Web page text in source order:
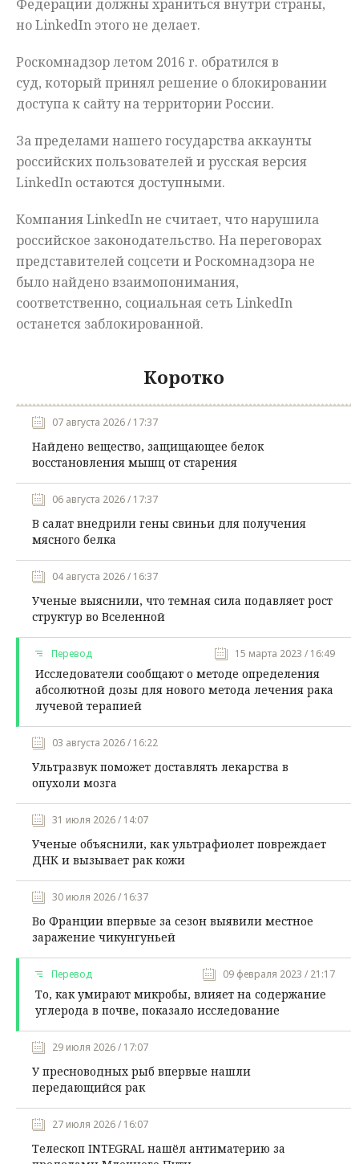
Федерации должны храниться внутри страны,
но LinkedIn этого не делает.
Роскомнадзор летом 2016 г. обратился в
суд, который принял решение о блокировании
доступа к сайту на территории России.
За пределами нашего государства аккаунты
российских пользователей и русская версия
LinkedIn остаются доступными.
Компания LinkedIn не считает, что нарушила
российское законодательство. На переговорах
представителей соцсети и Роскомнадзора не
было найдено взаимопонимания,
соответственно, социальная сеть LinkedIn
останется заблокированной.
Коротко
07 августа 2026 / 17:37
Найдено вещество, защищающее белок
восстановления мышц от старения
06 августа 2026 / 17:37
В салат внедрили гены свиньи для получения
мясного белка
04 августа 2026 / 16:37
Ученые выяснили, что темная сила подавляет рост
структур во Вселенной
Перевод 15 марта 2023 / 16:49
Исследователи сообщают о методе определения
абсолютной дозы для нового метода лечения рака
лучевой терапией
03 августа 2026 / 16:22
Ультразвук поможет доставлять лекарства в
опухоли мозга
31 июля 2026 / 14:07
Ученые объяснили, как ультрафиолет повреждает
ДНК и вызывает рак кожи
30 июля 2026 / 16:37
Во Франции впервые за сезон выявили местное
заражение чикунгуньей
Перевод 09 февраля 2023 / 21:17
То, как умирают микробы, влияет на содержание
углерода в почве, показало исследование
29 июля 2026 / 17:07
У пресноводных рыб впервые нашли
передающийся рак
27 июля 2026 / 16:07
Телескоп INTEGRAL нашёл антиматерию за